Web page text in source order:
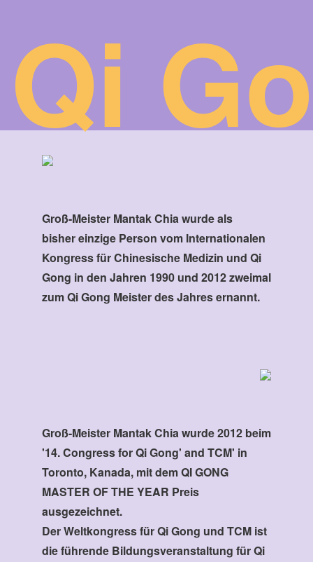
Qi
Groß-Meister Mantak Chia wurde als
bisher einzige Person vom Internationalen
Kongress für Chinesische Medizin und Qi
Gong in den Jahren 1990 und 2012 zweimal
zum Qi Gong Meister des Jahres ernannt.
Groß-Meister Mantak Chia wurde 2012 beim
'14. Congress for Qi Gong' and TCM' in
Toronto, Kanada, mit dem QI GONG
MASTER OF THE YEAR Preis
ausgezeichnet.
Der Weltkongress für Qi Gong und TCM ist
die führende Bildungsveranstaltung für Qi